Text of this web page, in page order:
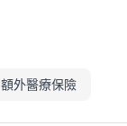
額外醫療保險